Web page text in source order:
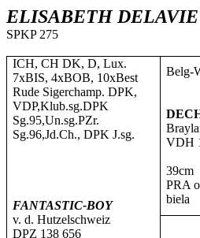
ELISABETH
SPKP 275
ICH, CH DK, D, Lux.
7xBIS, 4xBOB, 10xBest
Rude Sigerchamp. DPK,
VDP,Klub.sg.DPK
Sg.95,Un.sg.PZr.
Sg.96,Jd.Ch., DPK J.sg.
FANTASTIC-BOY
v. d. Hutzelschweiz
DPZ 138 656
Belg-
VDH
39cm
PRA
biela